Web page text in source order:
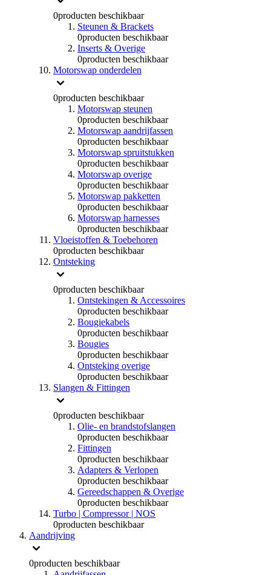
0producten beschikbaar
Steunen & Brackets
0producten beschikbaar
Inserts & Overige
0producten beschikbaar
Motorswap onderdelen
0producten beschikbaar
Motorswap steunen
0producten beschikbaar
Motorswap aandrijfassen
0producten beschikbaar
Motorswap spruitstukken
0producten beschikbaar
Motorswap overige
0producten beschikbaar
Motorswap pakketten
0producten beschikbaar
Motorswap harnesses
0producten beschikbaar
Vloeistoffen & Toebehoren
0producten beschikbaar
Ontsteking
0producten beschikbaar
Ontstekingen & Accessoires
0producten beschikbaar
Bougiekabels
0producten beschikbaar
Bougies
0producten beschikbaar
Ontsteking overige
0producten beschikbaar
Slangen & Fittingen
0producten beschikbaar
Olie- en brandstofslangen
0producten beschikbaar
Fittingen
0producten beschikbaar
Adapters & Verlopen
0producten beschikbaar
Gereedschappen & Overige
0producten beschikbaar
Turbo | Compressor | NOS
0producten beschikbaar
Aandrijving
0producten beschikbaar